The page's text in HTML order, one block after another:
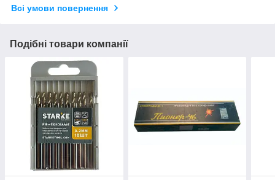
Всі умови повернення
Подібні товари компанії